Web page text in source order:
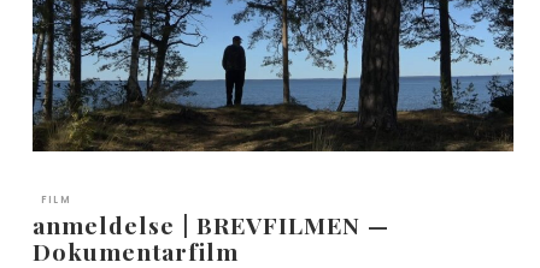
FILM
anmeldelse | BREVFILMEN —
Dokumentarfilm